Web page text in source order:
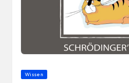
Posted
Wissen